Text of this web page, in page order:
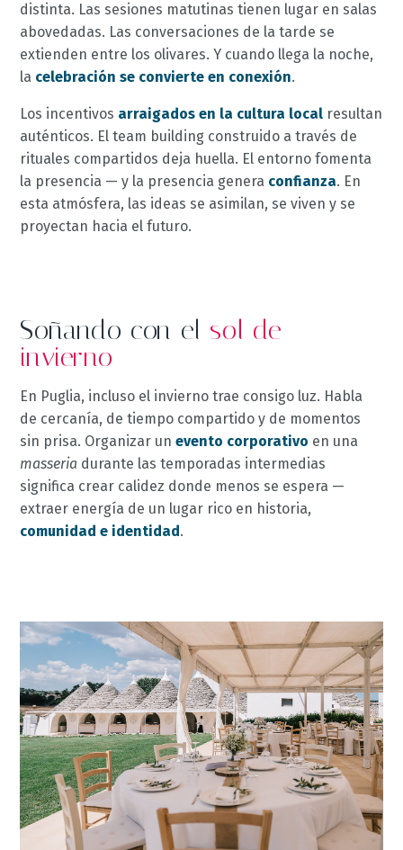
distinta. Las sesiones matutinas tienen lugar en salas
abovedadas. Las conversaciones de la tarde se
extienden entre los olivares. Y cuando llega la noche,
la celebración se convierte en conexión.
Los incentivos arraigados en la cultura local resultan
auténticos. El team building construido a través de
rituales compartidos deja huella. El entorno fomenta
la presencia — y la presencia genera confianza. En
esta atmósfera, las ideas se asimilan, se viven y se
proyectan hacia el futuro.
Soñando con el sol de
invierno
En Puglia, incluso el invierno trae consigo luz. Habla
de cercanía, de tiempo compartido y de momentos
sin prisa. Organizar unevento corporativo en una
masseria durante las temporadas intermedias
significa crear calidez donde menos se espera —
extraer energía de un lugar rico en historia,
comunidad e identidad.